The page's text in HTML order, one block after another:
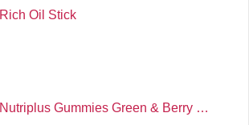
Rich Oil Stick
Nutriplus Gummies Green & Berry …